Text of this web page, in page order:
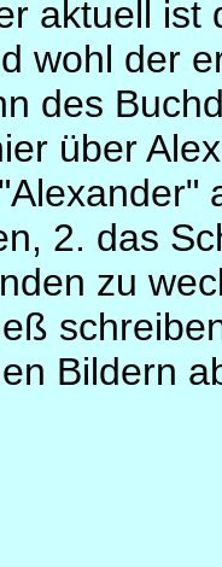
aktuell ist
wohl der
des
über
2. das
zu
Bildern